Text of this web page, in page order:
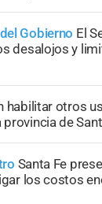
Gobierno El
desalojos y
habilitar otros
de
Santa Fe
los costos